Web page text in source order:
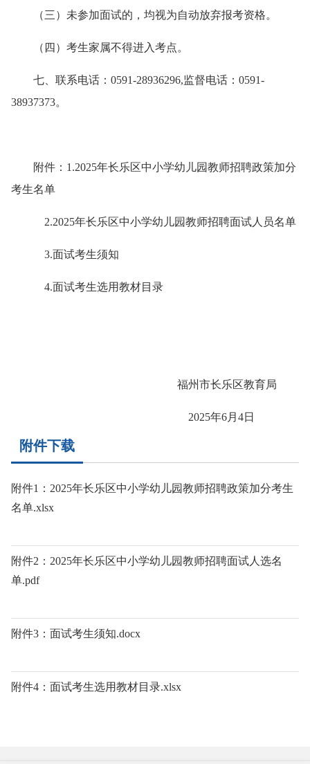
（三）未参加面试的，均视为自动放弃报考资格。
（四）考生家属不得进入考点。
七、联系电话： 0591-28936296,监督电话：0591-
38937373。
附件：1.2025年长乐区中小学幼儿园教师招聘政策加分
考生名单
2.2025年长乐区中小学幼儿园教师招聘面试人员名单
3.面试考生须知
4.面试考生选用教材目录
福州市长乐区教育局
2025年6月4日
附件下载
附件1：2025年长乐区中小学幼儿园教师招聘政策加分考生
名单.xlsx
附件2：2025年长乐区中小学幼儿园教师招聘面试人选名
单.pdf
附件3：面试考生须知.docx
附件4：面试考生选用教材目录.xlsx